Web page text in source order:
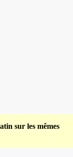
sur les mêmes